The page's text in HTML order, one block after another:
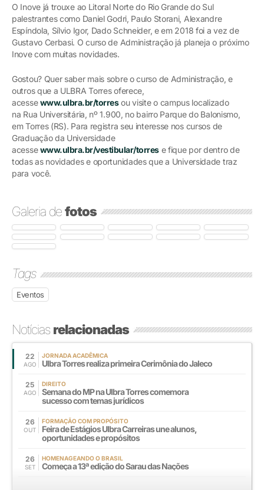
O Inove já trouxe ao Litoral Norte do Rio Grande do Sul
palestrantes como Daniel Godri, Paulo Storani, Alexandre
Espíndola, Sílvio Igor, Dado Schneider, e em 2018 foi a vez de
Gustavo Cerbasi. O curso de Administração já planeja o próximo
Inove com muitas novidades.
Gostou? Quer saber mais sobre o curso de Administração, e
outros que a ULBRA Torres oferece,
acessewww.ulbra.br/torresou visite o campus localizado
na Rua Universitária, nº 1.900, no bairro Parque do Balonismo,
em Torres (RS). Para registra seu interesse nos cursos de
Graduação da Universidade
acessewww.ulbra.br/vestibular/torrese fique por dentro de
todas as novidades e oportunidades que a Universidade traz
para você.
Galeria defotos
Tags
Eventos
Notíciasrelacionadas
22
AGO
JORNADA ACADÊMICA
Ulbra Torres realiza primeira Cerimônia do Jaleco
25
AGO
DIREITO
Semana do MP na Ulbra Torres comemora
sucesso com temas jurídicos
26
OUT
FORMAÇÃO COM PROPÓSITO
Feira de Estágios Ulbra Carreiras une alunos,
oportunidades e propósitos
26
SET
HOMENAGEANDO O BRASIL
Começa a 13ª edição do Sarau das Nações